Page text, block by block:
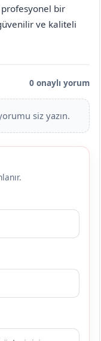
bir
ve kaliteli
0 onaylı yorum
siz yazın.